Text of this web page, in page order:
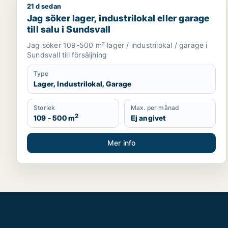
Jag söker lager, industrilokal eller garage till salu i
21 d sedan
Jag söker lager, industrilokal eller garage
till salu i Sundsvall
Jag söker 109-500 m² lager / industrilokal / garage i
Sundsvall till försäljning
Type
Lager, Industrilokal, Garage
Storlek
109 - 500 m2
Max. per månad
Ej angivet
Mer info